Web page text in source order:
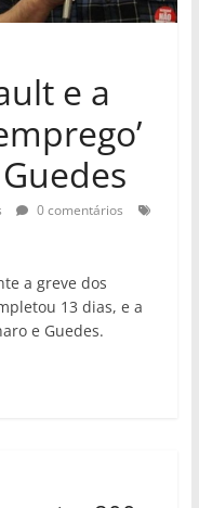
e a
0 comentários
a greve dos
13 dias, e a
e Guedes.